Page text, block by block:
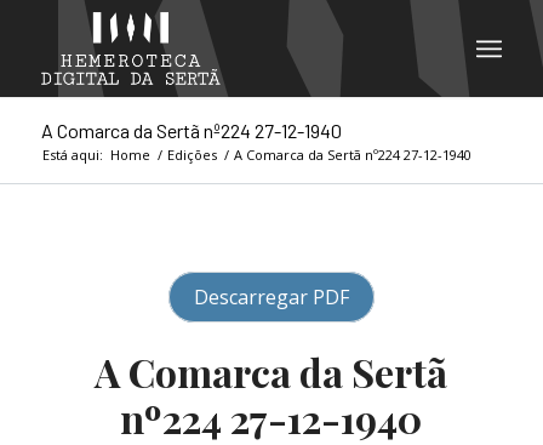
A Comarca da Sertã nº224 27-12-1940
Está aqui: Home / Edições / A Comarca da Sertã nº224 27-12-1940
Descarregar PDF
A Comarca da Sertã
nº224 27-12-1940